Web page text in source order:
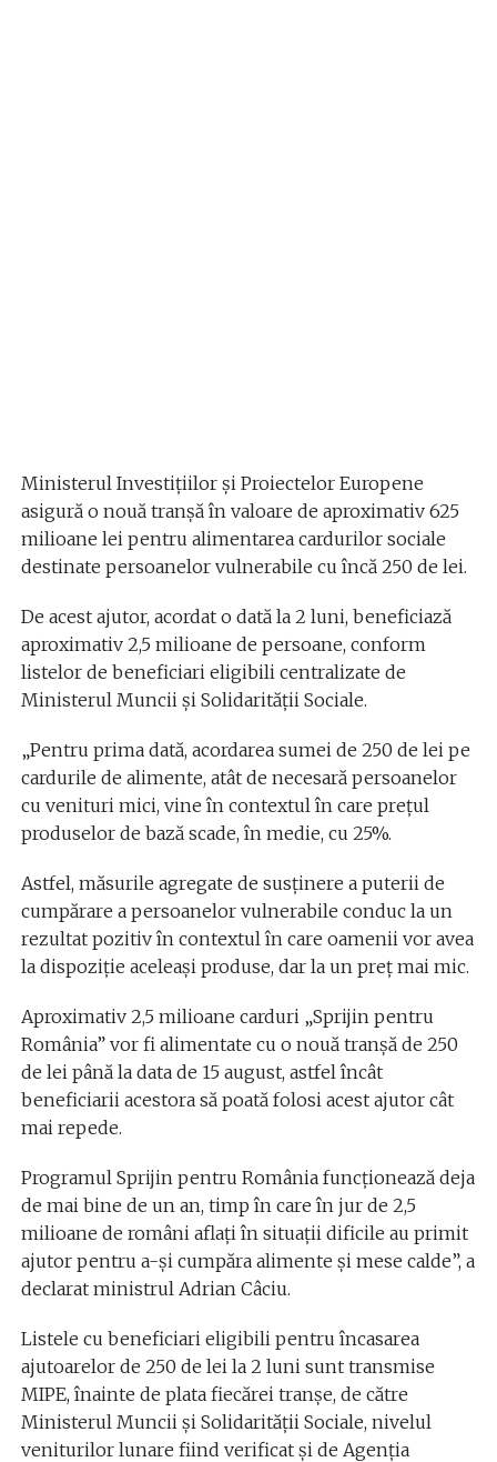
Ministerul Investițiilor și Proiectelor Europene
asigură o nouă tranșă în valoare de aproximativ 625
milioane lei pentru alimentarea cardurilor sociale
destinate persoanelor vulnerabile cu încă 250 de lei.
De acest ajutor, acordat o dată la 2 luni, beneficiază
aproximativ 2,5 milioane de persoane, conform
listelor de beneficiari eligibili centralizate de
Ministerul Muncii și Solidarității Sociale.
„Pentru prima dată, acordarea sumei de 250 de lei pe
cardurile de alimente, atât de necesară persoanelor
cu venituri mici, vine în contextul în care prețul
produselor de bază scade, în medie, cu 25%.
Astfel, măsurile agregate de susținere a puterii de
cumpărare a persoanelor vulnerabile conduc la un
rezultat pozitiv în contextul în care oamenii vor avea
la dispoziție aceleași produse, dar la un preț mai mic.
Aproximativ 2,5 milioane carduri „Sprijin pentru
România” vor fi alimentate cu o nouă tranșă de 250
de lei până la data de 15 august, astfel încât
beneficiarii acestora să poată folosi acest ajutor cât
mai repede.
Programul Sprijin pentru România funcționează deja
de mai bine de un an, timp în care în jur de 2,5
milioane de români aflați în situații dificile au primit
ajutor pentru a-și cumpăra alimente și mese calde”, a
declarat ministrul Adrian Câciu.
Listele cu beneficiari eligibili pentru încasarea
ajutoarelor de 250 de lei la 2 luni sunt transmise
MIPE, înainte de plata fiecărei tranșe, de către
Ministerul Muncii și Solidarității Sociale, nivelul
veniturilor lunare fiind verificat și de Agenția